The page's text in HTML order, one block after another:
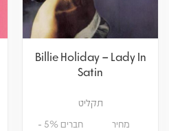
Billie Holiday – Lady In
Satin
תקליט
מחיר חברים 5% -